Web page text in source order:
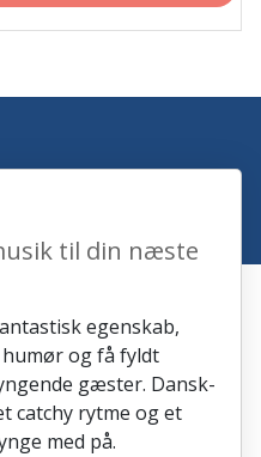
til din næste
egenskab,
og få fyldt
gæster. Dansk-
catchy rytme og et
med på.